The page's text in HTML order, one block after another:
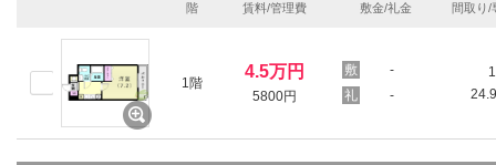
階 賃料/管理費 敷金/礼金 間取り/
1階
4.5万円
5800円
-
-